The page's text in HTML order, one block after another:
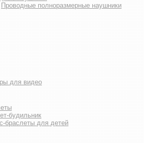
Проводные полноразмерные наушники
для видео
будильник
браслеты для детей